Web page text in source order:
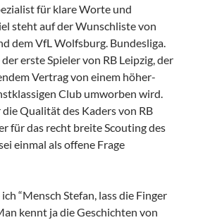
für klare Worte und
steht auf der Wunschliste von
dem VfL Wolfsburg. Bundesliga.
erste Spieler von RB Leipzig, der
Vertrag von einem höher-
Club umworben wird.
Qualität des Kaders von RB
für das recht breite Scouting des
einmal als offene Frage
“Mensch Stefan, lass die Finger
kennt ja die Geschichten von